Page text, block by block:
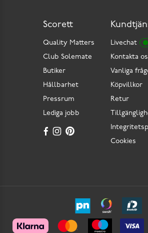
Livechat
Kontakta
Vanliga
Köpvillkor
Retur
Cookies
Scorett
Quality Matters
Club Solemate
Butiker
Hållbarhet
Pressrum
Lediga jobb